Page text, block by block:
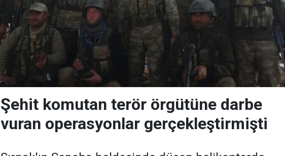
Şehit komutan terör örgütüne darbe
vuran operasyonlar gerçekleştirmişti